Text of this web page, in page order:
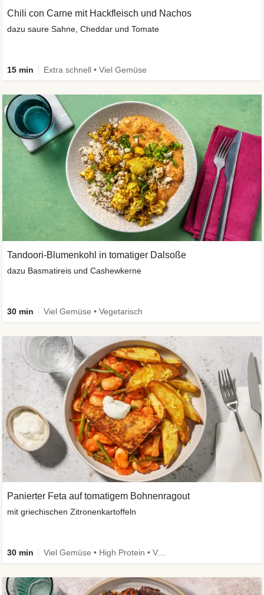
Chili con Carne mit Hackfleisch und Nachos
dazu saure Sahne, Cheddar und Tomate
15 min Extra schnell • Viel Gemüse
Tandoori-Blumenkohl in tomatiger Dalsoße
dazu Basmatireis und Cashewkerne
30 min Viel Gemüse • Vegetarisch
Panierter Feta auf tomatigem Bohnenragout
mit griechischen Zitronenkartoffeln
30 min Viel Gemüse • High Protein • Vegetarisch